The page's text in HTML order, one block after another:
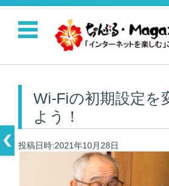
コンテンツに移動
Wi-Fiの初期設定を
よう！
投稿日時:2021年10月28日